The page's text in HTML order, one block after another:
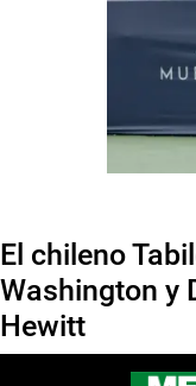
El chileno
Washington y
Hewitt